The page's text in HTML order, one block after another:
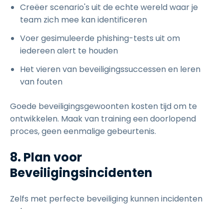
Creëer scenario's uit de echte wereld waar je
team zich mee kan identificeren
Voer gesimuleerde phishing-tests uit om
iedereen alert te houden
Het vieren van beveiligingssuccessen en leren
van fouten
Goede beveiligingsgewoonten kosten tijd om te
ontwikkelen. Maak van training een doorlopend
proces, geen eenmalige gebeurtenis.
8. Plan voor
Beveiligingsincidenten
Zelfs met perfecte beveiliging kunnen incidenten